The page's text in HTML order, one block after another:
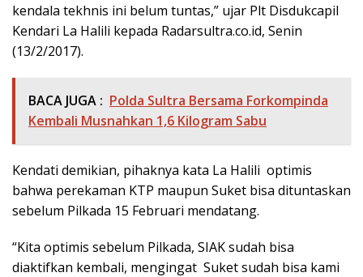
kendala tekhnis ini belum tuntas,” ujar Plt Disdukcapil
Kendari La Halili kepada Radarsultra.co.id, Senin
(13/2/2017).
BACA JUGA : Polda Sultra Bersama Forkompinda
Kembali Musnahkan 1,6 Kilogram Sabu
Kendati demikian, pihaknya kata La Halili optimis
bahwa perekaman KTP maupun Suket bisa dituntaskan
sebelum Pilkada 15 Februari mendatang.
“Kita optimis sebelum Pilkada, SIAK sudah bisa
diaktifkan kembali, mengingat Suket sudah bisa kami